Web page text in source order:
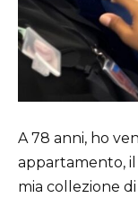
A 78 anni, ho
appartamento,
mia collezione